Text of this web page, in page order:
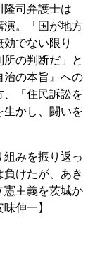
司弁護士は
演。「国が地方
でない限り
の判断だ」と
治の本旨』への
、「住民訴訟を
生かし、闘いを
みを振り返っ
けたが、あき
憲主義を茨城か
伸一】